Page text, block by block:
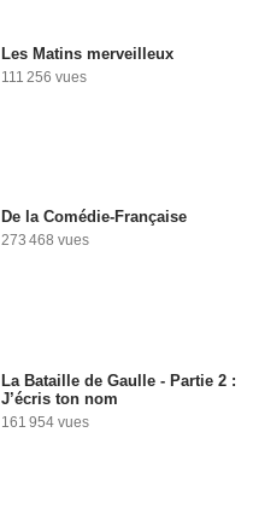
Les Matins merveilleux
111 256 vues
De la Comédie-Française
273 468 vues
La Bataille de Gaulle - Partie 2 :
J’écris ton nom
161 954 vues